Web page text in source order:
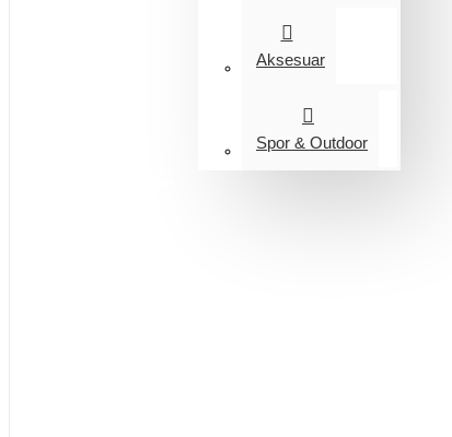
Aksesuar
Spor & Outdoor